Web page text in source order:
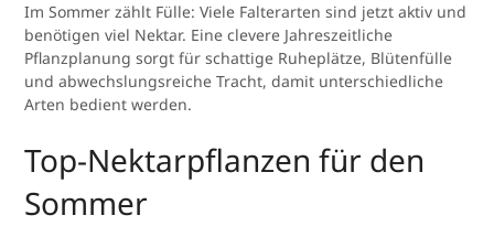
Im Sommer zählt Fülle: Viele Falterarten sind jetzt aktiv und
benötigen viel Nektar. Eine clevere Jahreszeitliche
Pflanzplanung sorgt für schattige Ruheplätze, Blütenfülle
und abwechslungsreiche Tracht, damit unterschiedliche
Arten bedient werden.
Top-Nektarpflanzen für den
Sommer